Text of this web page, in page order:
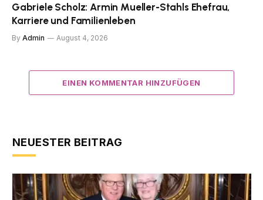
Gabriele Scholz: Armin Mueller-Stahls Ehefrau,
Karriere und Familienleben
By Admin August 4, 2026
EINEN KOMMENTAR HINZUFÜGEN
NEUESTER BEITRAG